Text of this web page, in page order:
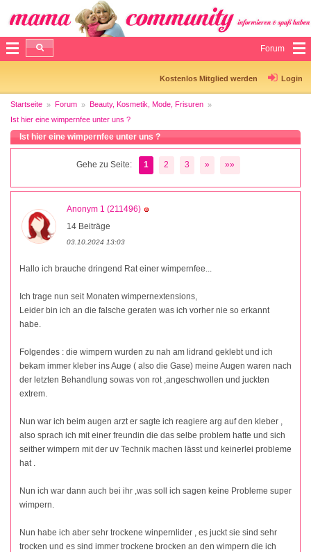
Forum
Kostenlos Mitglied werden Login
Startseite Forum
Beauty, Kosmetik, Mode, Frisuren
Ist hier eine wimpernfee unter uns ?
Ist hier eine wimpernfee unter uns ?
Gehe zu Seite: 1 2 3 » »»
Anonym 1 (211496)
14 Beiträge
03.10.2024 13:03
Hallo ich brauche dringend Rat einer wimpernfee...
Ich trage nun seit Monaten wimpernextensions,
Leider bin ich an die falsche geraten was ich vorher nie so erkannt
habe.
Folgendes : die wimpern wurden zu nah am lidrand geklebt und ich
bekam immer kleber ins Auge ( also die Gase) meine Augen waren nach
der letzten Behandlung sowas von rot ,angeschwollen und juckten
extrem.
Nun war ich beim augen arzt er sagte ich reagiere arg auf den kleber ,
also sprach ich mit einer freundin die das selbe problem hatte und sich
seither wimpern mit der uv Technik machen lässt und keinerlei probleme
hat .
Nun ich war dann auch bei ihr ,was soll ich sagen keine Probleme super
wimpern.
Nun habe ich aber sehr trockene winpernlider , es juckt sie sind sehr
trocken und es sind immer trockene brocken an den wimpern die ich